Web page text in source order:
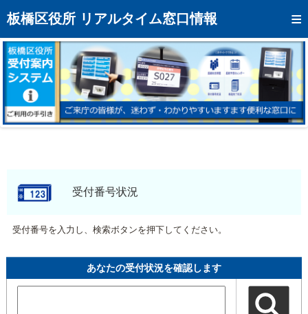
板橋区役所 リアルタイム窓口情報
トップページへ
混雑予想カレンダー
リアルタイム混雑状況
リアルタイム受付番号状況
メール通知登録
モバイルサイト受付番号状況
受付番号を入力し、検索ボタンを押下してください。
あなたの受付状況を確認します